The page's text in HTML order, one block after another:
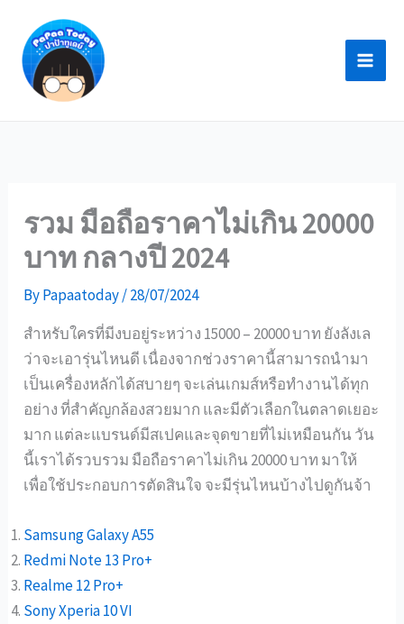
content
รวม มือถือราคาไม่เกิน 20000
บาท กลางปี 2024
ByPapaatoday/28/07/2024
สำหรับใครที่มีงบอยู่ระหว่าง 15000 – 20000 บาท ยังลังเล
ว่าจะเอารุ่นไหนดี เนื่องจากช่วงราคานี้สามารถนำมา
เป็นเครื่องหลักได้สบายๆ จะเล่นเกมส์หรือทำงานได้ทุก
อย่าง ที่สำคัญกล้องสวยมาก และมีตัวเลือกในตลาดเยอะ
มาก แต่ละแบรนด์มีสเปคและจุดขายที่ไม่เหมือนกัน วัน
นี้เราได้รวบรวม มือถือราคาไม่เกิน 20000 บาท มาให้
เพื่อใช้ประกอบการตัดสินใจ จะมีรุ่นไหนบ้างไปดูกันจ้า
Samsung Galaxy A55
Redmi Note 13 Pro+
Realme 12 Pro+
Sony Xperia 10 VI